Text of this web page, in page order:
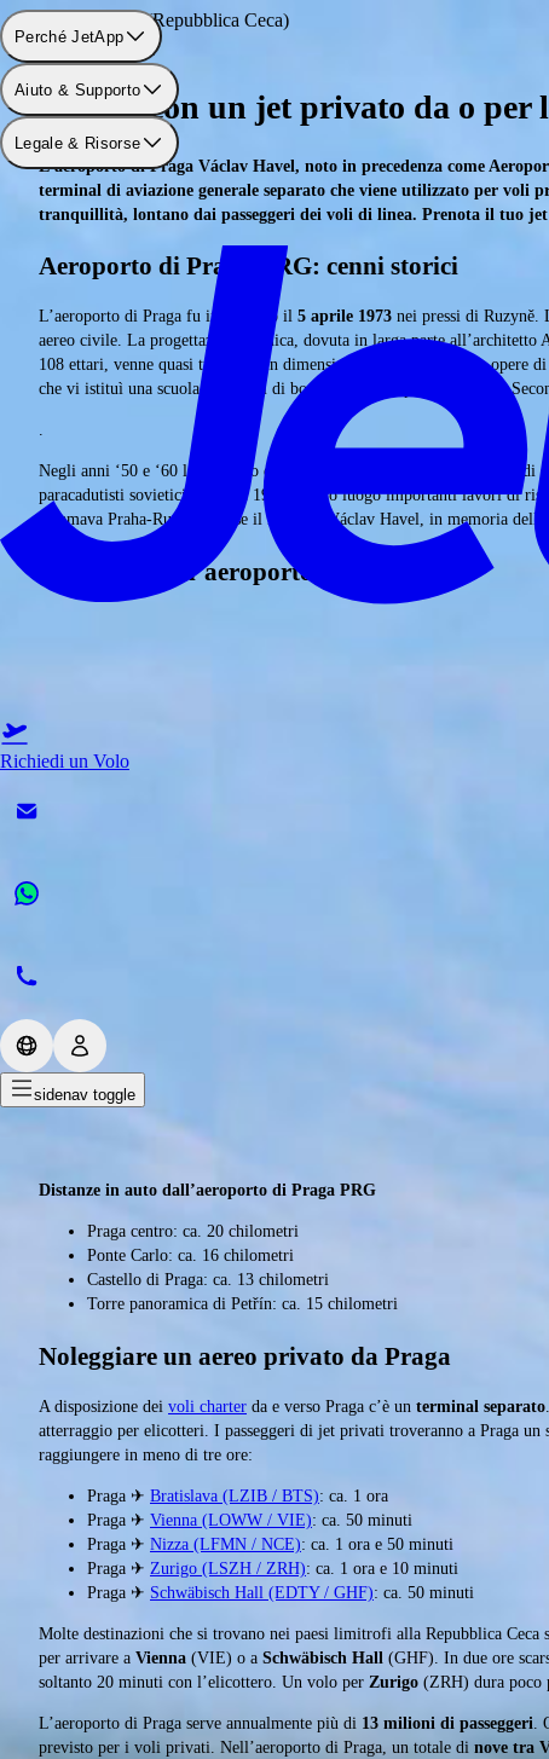
Perché JetApp
Aiuto & Supporto
Legale & Risorse
Richiedi un Volo
sidenav toggle
Aeroporto: Praga (Repubblica Ceca)
In volo con un jet privato da o per
L'aeroporto di Praga Václav Havel, noto in precedenza come
terminal di aviazione generale separato che viene utilizzato per voli
tranquillità, lontano dai passeggeri dei voli di linea. Prenota il tuo
Aeroporto di Praga PRG: cenni storici
L’aeroporto di Praga fu inaugurato il 5 aprile 1973 nei pressi di Ruzyně.
aereo civile. La progettazione tecnica, dovuta in larga parte all’architetto
108 ettari, venne quasi triplicato in dimensioni grazie a numerose opere
che vi istituì una scuola per piloti di bombardieri. Dopo la fine della
.
Negli anni ‘50 e ‘60 l’aeroporto di Praga fu soggetto a diverse misure
paracadutisti sovietici. Dopo il 1989 ebbero luogo importanti lavori di
chiamava Praha-Ruzyně, prese il nome di Václav Havel, in memoria
Dove si trova l’aeroporto di Praga
Distanze in auto dall’aeroporto di Praga PRG
Praga centro: ca. 20 chilometri
Ponte Carlo: ca. 16 chilometri
Castello di Praga: ca. 13 chilometri
Torre panoramica di Petřín: ca. 15 chilometri
Noleggiare un aereo privato da Praga
A disposizione dei voli charter da e verso Praga c’è un terminal separato
atterraggio per elicotteri. I passeggeri di jet privati troveranno a Praga
raggiungere in meno di tre ore:
Praga ✈ Bratislava (LZIB / BTS): ca. 1 ora
Praga ✈ Vienna (LOWW / VIE): ca. 50 minuti
Praga ✈ Nizza (LFMN / NCE): ca. 1 ora e 50 minuti
Praga ✈ Zurigo (LSZH / ZRH): ca. 1 ora e 10 minuti
Praga ✈ Schwäbisch Hall (EDTY / GHF): ca. 50 minuti
Molte destinazioni che si trovano nei paesi limitrofi alla Repubblica
per arrivare a Vienna (VIE) o a Schwäbisch Hall (GHF). In due ore
soltanto 20 minuti con l’elicottero. Un volo per Zurigo (ZRH) dura poco
L’aeroporto di Praga serve annualmente più di 13 milioni di passeggeri.
previsto per i voli privati. Nell’aeroporto di Praga, un totale di nove tra